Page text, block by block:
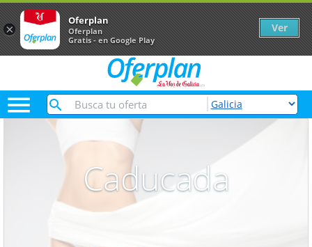

Caducada
×
Oferplan
Oferplan
Gratis - en Google Play
Ver